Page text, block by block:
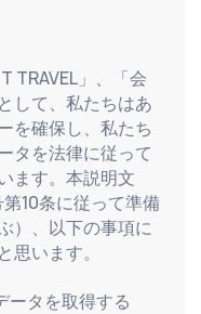
TRAVEL」、「会
して、私たちはあ
を確保し、私たち
タを法律に従って
ます。本説明文
10条に従って準備
）、以下の事項に
います。
ータを取得する